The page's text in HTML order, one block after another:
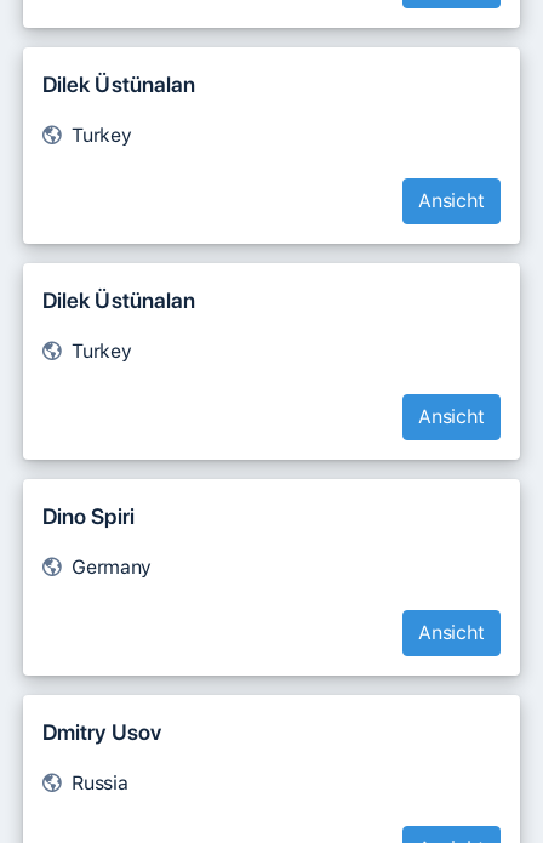
Dilek Üstünalan
Turkey
Ansicht
Dilek Üstünalan
Turkey
Ansicht
Dino Spiri
Germany
Ansicht
Dmitry Usov
Russia